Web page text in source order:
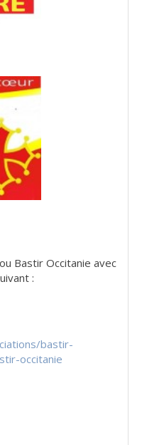
Bastir Occitanie avec
:
bastir-
occitanie